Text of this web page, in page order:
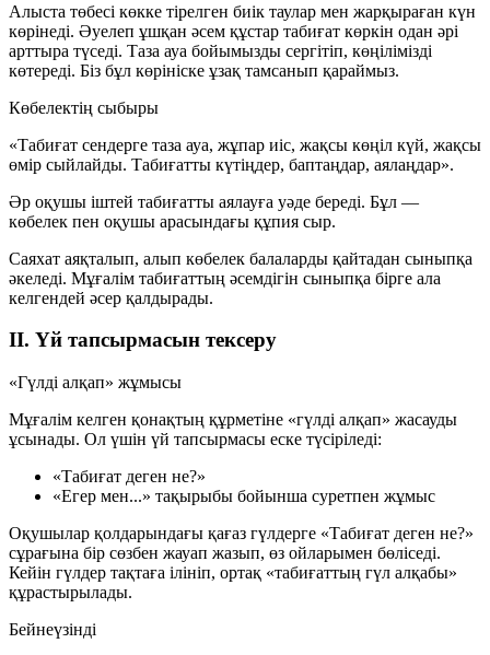
Алыста төбесі көкке тірелген биік таулар мен жарқыраған күн
көрінеді. Әуелеп ұшқан әсем құстар табиғат көркін одан әрі
арттыра түседі. Таза ауа бойымызды сергітіп, көңілімізді
көтереді. Біз бұл көрініске ұзақ тамсанып қараймыз.
Көбелектің сыбыры
«Табиғат сендерге таза ауа, жұпар иіс, жақсы көңіл күй, жақсы
өмір сыйлайды. Табиғатты күтіңдер, баптаңдар, аялаңдар».
Әр оқушы іштей табиғатты аялауға уәде береді. Бұл —
көбелек пен оқушы арасындағы құпия сыр.
Саяхат аяқталып, алып көбелек балаларды қайтадан сыныпқа
әкеледі. Мұғалім табиғаттың әсемдігін сыныпқа бірге ала
келгендей әсер қалдырады.
II. Үй тапсырмасын тексеру
«Гүлді алқап» жұмысы
Мұғалім келген қонақтың құрметіне «гүлді алқап» жасауды
ұсынады. Ол үшін үй тапсырмасы еске түсіріледі:
«Табиғат деген не?»
«Егер мен...» тақырыбы бойынша суретпен жұмыс
Оқушылар қолдарындағы қағаз гүлдерге «Табиғат деген не?»
сұрағына бір сөзбен жауап жазып, өз ойларымен бөліседі.
Кейін гүлдер тақтаға ілініп, ортақ «табиғаттың гүл алқабы»
құрастырылады.
Бейнеүзінді